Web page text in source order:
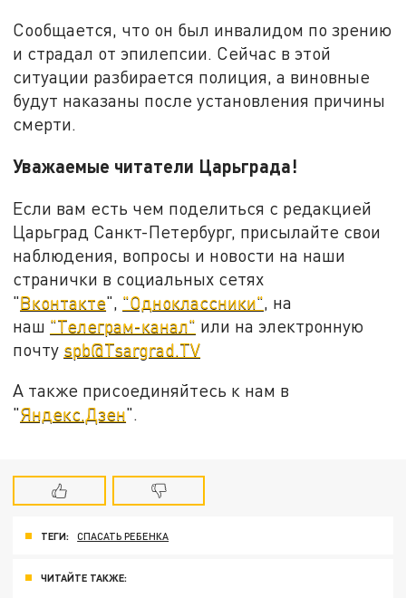
Сообщается, что он был инвалидом по зрению
и страдал от эпилепсии. Сейчас в этой
ситуации разбирается полиция, а виновные
будут наказаны после установления причины
смерти.
Уважаемые читатели Царьграда!
Если вам есть чем поделиться с редакцией
Царьград Санкт-Петербург, присылайте свои
наблюдения, вопросы и новости на наши
странички в социальных сетях
"Вконтакте", "Одноклассники" , на
наш "Телеграм-канал" или на электронную
почту spb@Tsargrad.TV
А также присоединяйтесь к нам в
"Яндекс.Дзен".
ТЕГИ: СПАСАТЬ РЕБЕНКА
ЧИТАЙТЕ ТАКЖЕ: